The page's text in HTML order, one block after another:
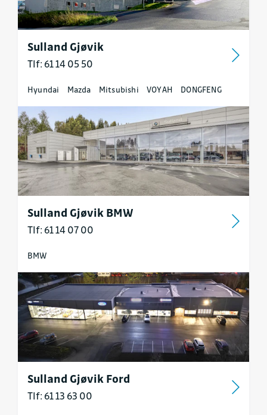
Sulland Gjøvik
Tlf: 61 14 05 50
Hyundai Mazda Mitsubishi VOYAH DONGFENG
Sulland Gjøvik BMW
Tlf: 61 14 07 00
BMW
Sulland Gjøvik Ford
Tlf: 61 13 63 00